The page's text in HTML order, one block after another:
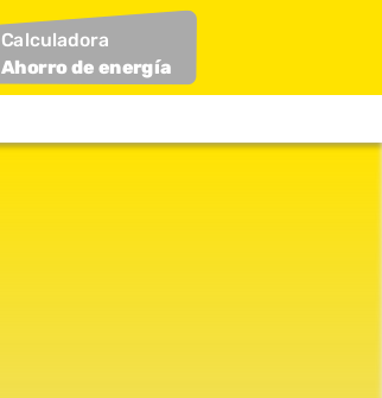
Calculadora
Ahorro de energía